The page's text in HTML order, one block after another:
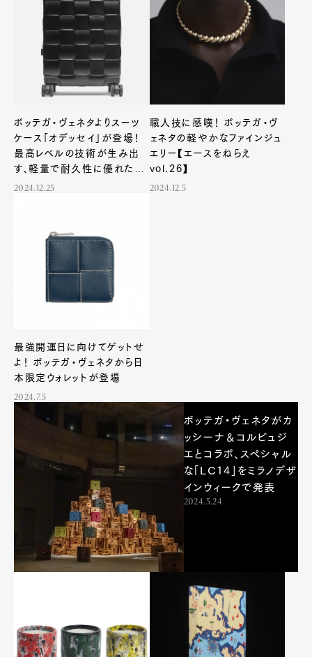
ボッテガ・ヴェネタよりスーツ
ケース「オデッセイ」が登場！
最高レベルの技術が生み出
す、軽量で耐久性に優れたア
イテム
2024.12.25
職人技に感嘆！ ボッテガ・ヴ
ェネタの軽やかなファインジュ
エリー【エースをねらえ
vol.26】
2024.12.5
最強開運日に向けてゲットせ
よ！ ボッテガ・ヴェネタから日
本限定ウォレットが登場
2024.7.5
ボッテガ・ヴェネタがカ
ッシーナ＆コルビュジ
エとコラボ、スペシャル
な「LC14」をミラノデザ
インウィークで発表
2024.5.24